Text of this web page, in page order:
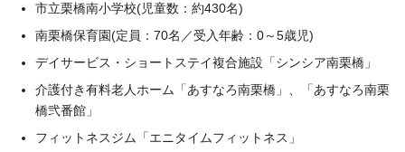
市立栗橋南小学校(児童数：約430名)
南栗橋保育園(定員：70名／受入年齢：0～5歳児)
デイサービス・ショートステイ複合施設「シンシア南栗橋」
介護付き有料老人ホーム「あすなろ南栗橋」、「あすなろ南栗
橋弐番館」
フィットネスジム「エニタイムフィットネス」